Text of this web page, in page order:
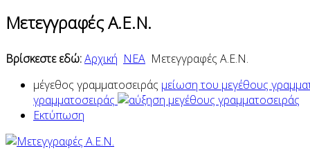
Μετεγγραφές Α.Ε.Ν.
Βρίσκεστε εδώ:Αρχική ΝΕΑ Μετεγγραφές Α.Ε.Ν.
μέγεθος γραμματοσειράς μείωση του μεγέθους
γραμματοσειράς
Εκτύπωση